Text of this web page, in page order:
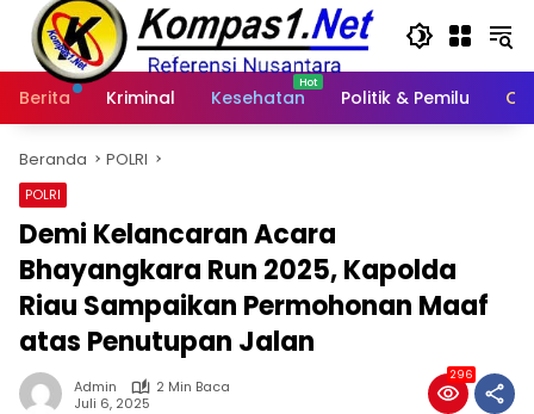
Langsung
konten
Berita
Kriminal Kesehatan Politik & Pemilu
Beranda POLRI
POLRI
Demi Kelancaran Acara
Bhayangkara Run 2025, Kapolda
Riau Sampaikan Permohonan Maaf
atas Penutupan Jalan
Admin
2 Min Baca
Juli 6, 2025
296